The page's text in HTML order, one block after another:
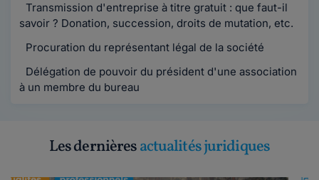
Transmission d'entreprise à titre gratuit : que faut-il
savoir ? Donation, succession, droits de mutation, etc.
Procuration du représentant légal de la société
Délégation de pouvoir du président d'une association
à un membre du bureau
Les dernièresactualités juridiques